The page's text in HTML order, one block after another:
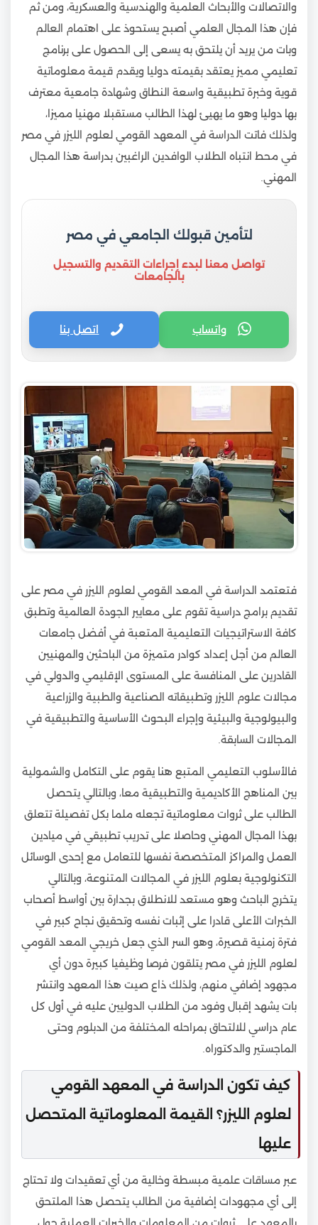
والاتصالات والأبحاث العلمية والهندسية والعسكرية، ومن ثم
فإن هذا المجال العلمي أصبح يستحوذ على اهتمام العالم
وبات من يريد أن يلتحق به يسعى إلى الحصول على برنامج
تعليمي مميز يعتقد بقيمته دوليا ويقدم قيمة معلوماتية
قوية وخبرة تطبيقية واسعة النطاق وشهادة جامعية معترف
بها دوليا وهو ما يهيئ لهذا الطالب مستقبلا مهنيا مميزا،
ولذلك فاتت الدراسة في المعهد القومي لعلوم الليزر في مصر
في محط انتباه الطلاب الوافدين الراغبين بدراسة هذا المجال
المهني.
لتأمين قبولك الجامعي في مصر
تواصل معنا لبدء إجراءات التقديم والتسجيل
بالجامعات
واتساب اتصل بنا
فتعتمد الدراسة في المعد القومي لعلوم الليزر في مصر على
تقديم برامج دراسية تقوم على معايير الجودة العالمية وتطبق
كافة الاستراتيجيات التعليمية المتعبة في أفضل جامعات
العالم من أجل إعداد كوادر متميزة من الباحثين والمهنيين
القادرين على المنافسة على المستوى الإقليمي والدولي في
مجالات علوم الليزر وتطبيقاته الصناعية والطبية والزراعية
والبيولوجية والبيئية وإجراء البحوث الأساسية والتطبيقية في
المجالات السابقة.
فالأسلوب التعليمي المتبع هنا يقوم على التكامل والشمولية
بين المناهج الأكاديمية والتطبيقية معا، وبالتالي يتحصل
الطالب على ثروات معلوماتية تجعله ملما بكل تفصيلة تتعلق
بهذا المجال المهني وحاصلا على تدريب تطبيقي في ميادين
العمل والمراكز المتخصصة نفسها للتعامل مع إحدى الوسائل
التكنولوجية بعلوم الليزر في المجالات المتنوعة، وبالتالي
يتخرج الباحث وهو مستعد للانطلاق بجدارة بين أواسط أصحاب
الخبرات الأعلى قادرا على إثبات نفسه وتحقيق نجاح كبير في
فترة زمنية قصيرة، وهو السر الذي جعل خريجي المعد القومي
لعلوم الليزر في مصر يتلقون فرصا وظيفيا كبيرة دون أي
مجهود إضافي منهم، ولذلك ذاع صيت هذا المعهد وانتشر
بات يشهد إقبال وفود من الطلاب الدوليين عليه في أول كل
عام دراسي للالتحاق بمراحله المختلفة من الدبلوم وحتى
الماجستير والدكتوراه.
كيف تكون الدراسة في المعهد القومي
لعلوم الليزر؟ القيمة المعلوماتية المتحصل
عليها
عبر مساقات علمية مبسطة وخالية من أي تعقيدات ولا تحتاج
إلى أي مجهودات إضافية من الطالب يتحصل هذا الملتحق